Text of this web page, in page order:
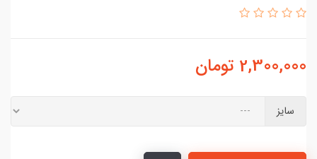
2,300,000 تومان
سایز